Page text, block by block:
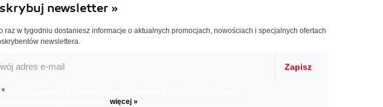
newsletter »
raz w tygodniu dostaniesz informacje o aktualnych promocjach, nowościach i specjalnych ofertach
newslettera.
Zapisz
*
więcej »